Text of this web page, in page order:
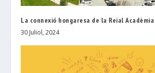
La connexió hongaresa de la Reial Acadèmia
30 Juliol, 2024